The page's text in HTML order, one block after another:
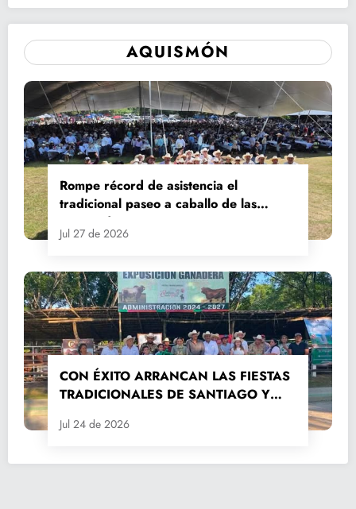
AQUISMÓN
Rompe récord de asistencia el
tradicional paseo a caballo de las
Fiestas de Santiago y Santa Ana
Jul 27 de 2026
CON ÉXITO ARRANCAN LAS FIESTAS
TRADICIONALES DE SANTIAGO Y
Jul 24 de 2026